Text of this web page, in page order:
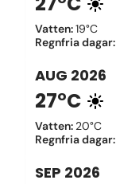
Vatten:19°C
Regnfria dagar:
AUG 2026
27°C
Vatten: 20°C
Regnfria dagar:
SEP 2026